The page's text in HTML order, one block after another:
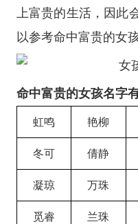
上富贵的生活，因此
以参考命中富贵的女
命中富贵的女孩名字
虹鸣 艳柳
冬可 倩静
凝琼 万珠
觅睿 兰珠